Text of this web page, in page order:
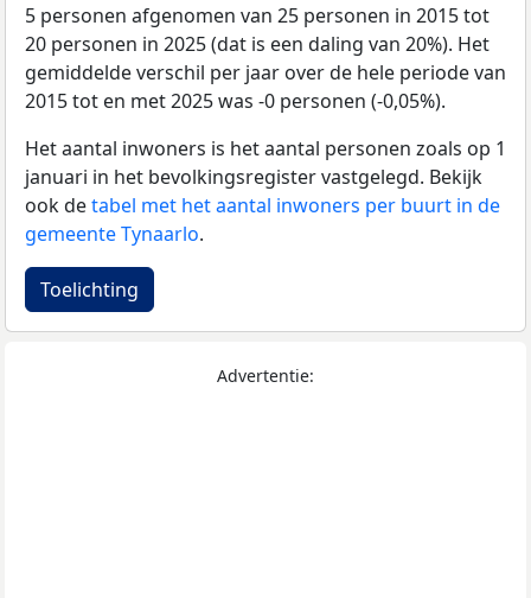
5 personen afgenomen van 25 personen in 2015 tot
20 personen in 2025 (dat is een daling van 20%). Het
gemiddelde verschil per jaar over de hele periode van
2015 tot en met 2025 was -0 personen (-0,05%).
Het aantal inwoners is het aantal personen zoals op 1
januari in het bevolkingsregister vastgelegd. Bekijk
ook detabel met het aantal inwoners per buurt in de
gemeente Tynaarlo.
Toelichting
Advertentie: